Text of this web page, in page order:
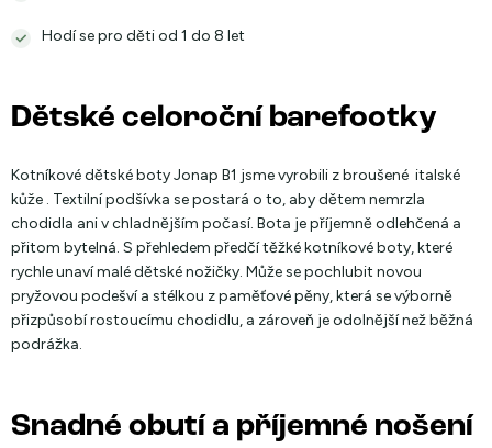
Hodí se pro děti od 1 do 8 let
Dětské celoroční barefootky
Kotníkové dětské boty Jonap B1 jsme vyrobili z broušené italské
kůže . Textilní podšívka se postará o to, aby dětem nemrzla
chodidla ani v chladnějším počasí. Bota je příjemně odlehčená a
přitom bytelná. S přehledem předčí těžké kotníkové boty, které
rychle unaví malé dětské nožičky. Může se pochlubit novou
pryžovou podešví a stélkou z paměťové pěny, která se výborně
přizpůsobí rostoucímu chodidlu, a zároveň je odolnější než běžná
podrážka.
Snadné obutí a příjemné nošení